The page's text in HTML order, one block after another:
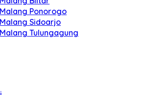
Ponorogo
Sidoarjo
Tulungagung